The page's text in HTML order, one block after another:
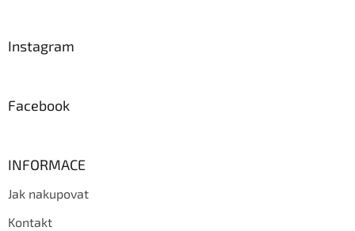
Instagram
Facebook
INFORMACE
Jak nakupovat
Kontakt